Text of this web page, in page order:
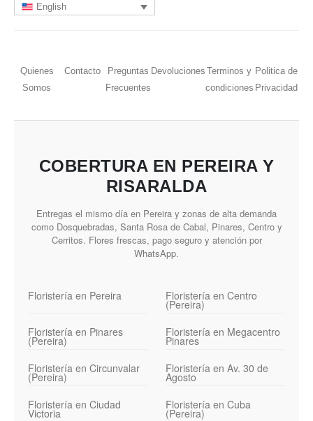
English
Quienes
Somos
Contacto
Preguntas
Frecuentes
Devoluciones Terminos y
condiciones
Politica de
Privacidad
COBERTURA EN PEREIRA Y
RISARALDA
Entregas el mismo día en Pereira y zonas de alta demanda
como Dosquebradas, Santa Rosa de Cabal, Pinares, Centro y
Cerritos. Flores frescas, pago seguro y atención por
WhatsApp.
Floristería en Pereira Floristería en Centro
(Pereira)
Floristería en Pinares
(Pereira)
Floristería en Megacentro
Pinares
Floristería en Circunvalar
(Pereira)
Floristería en Av. 30 de
Agosto
Floristería en Ciudad
Victoria
Floristería en Cuba
(Pereira)